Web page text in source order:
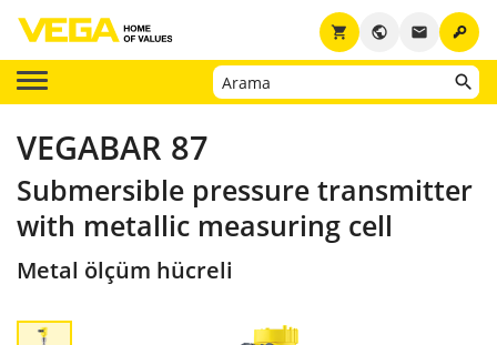
key
email
public
shopping_cart
VEGABAR 87
Submersible pressure transmitter
with metallic measuring cell
Metal ölçüm hücreli